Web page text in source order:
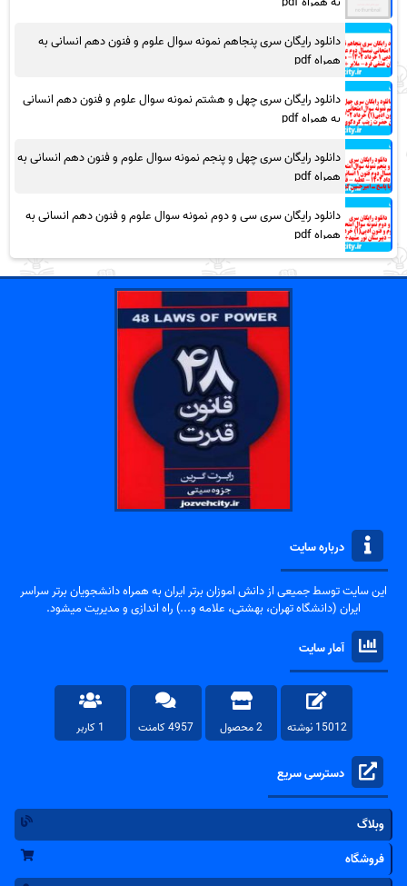
دانلود رایگان سری پنجاهم نمونه سوال علوم و فنون دهم انسانی به
همراه pdf
دانلود رایگان سری چهل و هشتم نمونه سوال علوم و فنون دهم انسانی
به همراه pdf
دانلود رایگان سری چهل و پنجم نمونه سوال علوم و فنون دهم انسانی به
همراه pdf
دانلود رایگان سری سی و دوم نمونه سوال علوم و فنون دهم انسانی به
همراه pdf
درباره سایت
این سایت توسط جمیعی از دانش اموزان برتر ایران به همراه دانشجویان برتر سراسر
ایران (دانشگاه تهران، بهشتی، علامه و...) راه اندازی و مدیریت میشود.
آمار سایت
15012 نوشته 2 محصول 4957 کامنت 1 کاربر
دسترسی سریع
وبلاگ
فروشگاه